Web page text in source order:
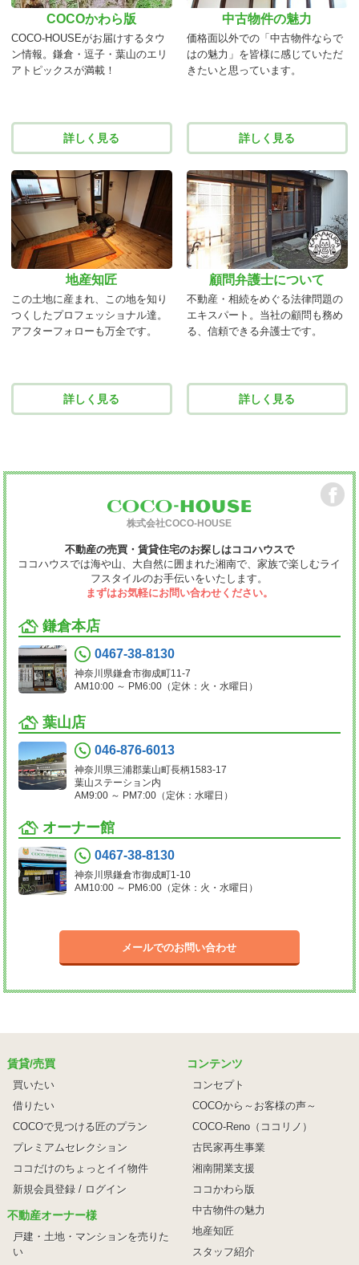
COCOかわら版
COCO-HOUSEがお届けするタウ
ン情報。鎌倉・逗子・葉山のエリ
アトピックスが満載！
詳しく見る
中古物件の魅力
価格面以外での「中古物件ならで
はの魅力」を皆様に感じていただ
きたいと思っています。
詳しく見る
地産知匠
この土地に産まれ、この地を知り
つくしたプロフェッショナル達。
アフターフォローも万全です。
詳しく見る
顧問弁護士について
不動産・相続をめぐる法律問題の
エキスパート。当社の顧問も務め
る、信頼できる弁護士です。
詳しく見る
株式会社COCO-HOUSE
不動産の売買・賃貸住宅のお探しはココハウスで
ココハウスでは海や山、大自然に囲まれた湘南で、家族で楽しむライ
フスタイルのお手伝いをいたします。
まずはお気軽にお問い合わせください。
鎌倉本店
0467-38-8130
神奈川県鎌倉市御成町11-7
AM10:00 ～ PM6:00（定休：火・水曜日）
葉山店
046-876-6013
神奈川県三浦郡葉山町長柄1583-17
葉山ステーション内
AM9:00 ～ PM7:00（定休：水曜日）
オーナー館
0467-38-8130
神奈川県鎌倉市御成町1-10
AM10:00 ～ PM6:00（定休：火・水曜日）
メールでのお問い合わせ
賃貸/売買
買いたい
借りたい
COCOで見つける匠のプラン
プレミアムセレクション
ココだけのちょっとイイ物件
新規会員登録 / ログイン
不動産オーナー様
戸建・土地・マンションを売りた
い
コンテンツ
コンセプト
COCOから～お客様の声～
COCO-Reno（ココリノ）
古民家再生事業
湘南開業支援
ココかわら版
中古物件の魅力
地産知匠
スタッフ紹介